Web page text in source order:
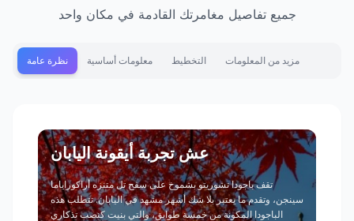
جميع تفاصيل مغامرتك القادمة في مكان واحد
نظرة عامة معلومات أساسية التخطيط مزيد من المعلومات
عش تجربة أيقونة اليابان
تقف باجودا تشوريتو بشموخ على سفح تل متنزه أراكوراياما
سينجن، وتقدم ما يعتبر بلا شك أشهر مشهد في اليابان. تتطلب هذه
الباجودا المكونة من خمسة طوابق، والتي بنيت كنصب تذكاري